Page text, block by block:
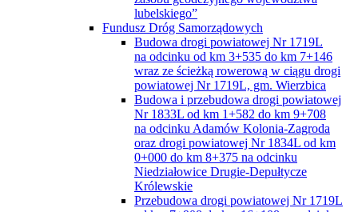
lubelskiego”
Fundusz Dróg Samorządowych
Budowa drogi powiatowej Nr 1719L
na odcinku od km 3+535 do km 7+146
wraz ze ścieżką rowerową w ciągu drogi
powiatowej Nr 1719L, gm. Wierzbica
Budowa i przebudowa drogi powiatowej
Nr 1833L od km 1+582 do km 9+708
na odcinku Adamów Kolonia-Zagroda
oraz drogi powiatowej Nr 1834L od km
0+000 do km 8+375 na odcinku
Niedziałowice Drugie-Depułtycze
Królewskie
Przebudowa drogi powiatowej Nr 1719L